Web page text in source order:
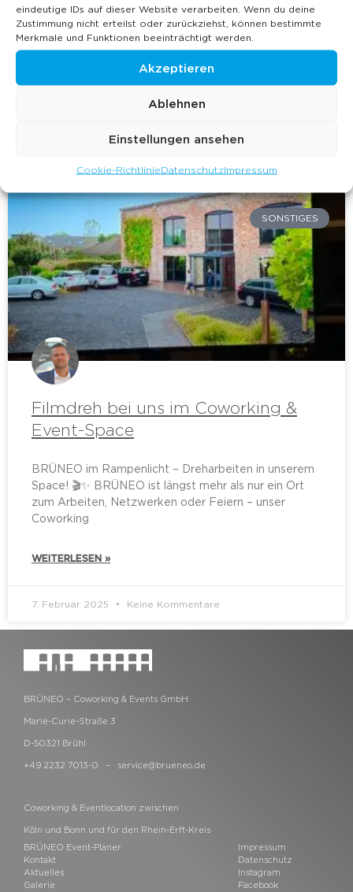
eindeutige IDs auf dieser Website verarbeiten. Wenn du deine
Zustimmung nicht erteilst oder zurückziehst, können bestimmte
Merkmale und Funktionen beeinträchtigt werden.
Akzeptieren
Ablehnen
Einstellungen ansehen
Cookie-RichtlinieDatenschutzImpressum
Der Sommer ist die ideale Zeit, um gemeinsam mit
Kolleginnen und Kollegen zu feiern, das Team zu
stärken und einen unvergesslichen Tag zu erleben. Ein
Keine Kommentare
SONSTIGES
Filmdreh bei uns im Coworking &
Event-Space
BRÜNEO im Rampenlicht – Dreharbeiten in unserem
Space! 🎬✨ BRÜNEO ist längst mehr als nur ein Ort
zum Arbeiten, Netzwerken oder Feiern – unser
Coworking
WEITERLESEN »
7. Februar 2025 Keine Kommentare
BRÜNEO – Coworking & Events GmbH
Marie-Curie-Straße 3
D-50321 Brühl
+49 2232 7013-0 – service@brueneo.de
Coworking & Eventlocation zwischen
Köln und Bonn und für den Rhein-Erft-Kreis
BRÜNEO Event-Planer
Kontakt
Aktuelles
Galerie
Impressum
Datenschutz
Instagram
Facebook